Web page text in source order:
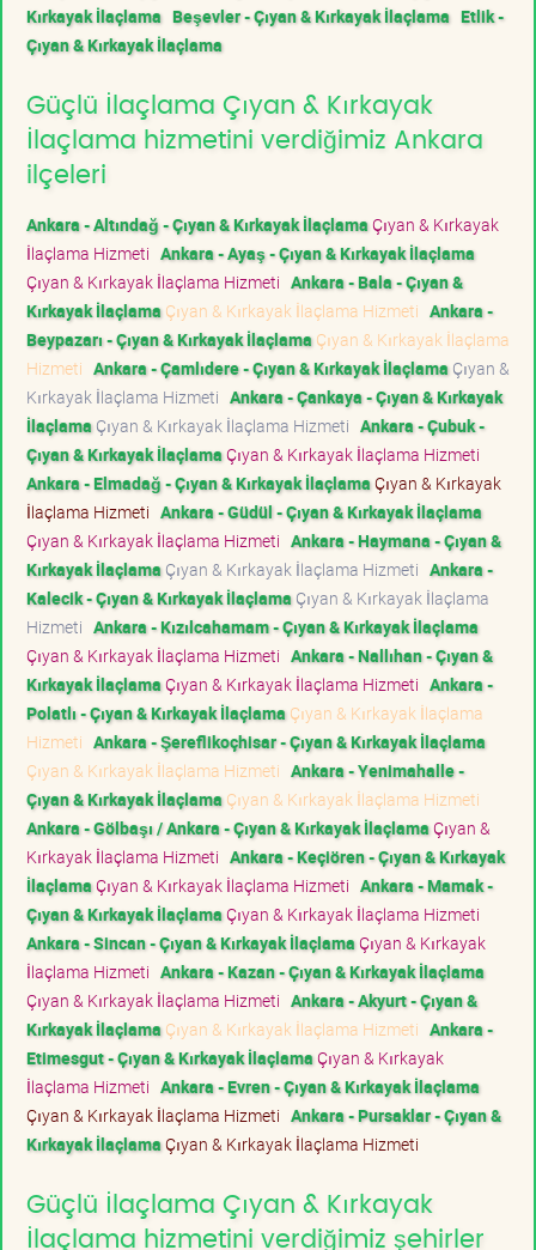
Kırkayak İlaçlama Beşevler - Çıyan & Kırkayak İlaçlama Etlik -
Çıyan & Kırkayak İlaçlama
Güçlü İlaçlama Çıyan & Kırkayak
İlaçlama hizmetini verdiğimiz Ankara
ilçeleri
Ankara - Altındağ - Çıyan & Kırkayak İlaçlamaÇıyan & Kırkayak
İlaçlama Hizmeti Ankara - Ayaş - Çıyan & Kırkayak İlaçlama
Çıyan & Kırkayak İlaçlama Hizmeti Ankara - Bala - Çıyan &
Kırkayak İlaçlama Çıyan & Kırkayak İlaçlama Hizmeti Ankara -
Beypazarı - Çıyan & Kırkayak İlaçlama Çıyan & Kırkayak İlaçlama
Hizmeti Ankara - Çamlıdere - Çıyan & Kırkayak İlaçlama Çıyan &
Kırkayak İlaçlama Hizmeti Ankara - Çankaya - Çıyan & Kırkayak
İlaçlama Çıyan & Kırkayak İlaçlama Hizmeti Ankara - Çubuk -
Çıyan & Kırkayak İlaçlamaÇıyan & Kırkayak İlaçlama Hizmeti
Ankara - Elmadağ - Çıyan & Kırkayak İlaçlamaÇıyan & Kırkayak
İlaçlama Hizmeti Ankara - Güdül - Çıyan & Kırkayak İlaçlama
Çıyan & Kırkayak İlaçlama Hizmeti Ankara - Haymana - Çıyan &
Kırkayak İlaçlama Çıyan & Kırkayak İlaçlama Hizmeti Ankara -
Kalecik - Çıyan & Kırkayak İlaçlama Çıyan & Kırkayak İlaçlama
Hizmeti Ankara - Kızılcahamam - Çıyan & Kırkayak İlaçlama
Çıyan & Kırkayak İlaçlama Hizmeti Ankara - Nallıhan - Çıyan &
Kırkayak İlaçlamaÇıyan & Kırkayak İlaçlama Hizmeti Ankara -
Polatlı - Çıyan & Kırkayak İlaçlama Çıyan & Kırkayak İlaçlama
Hizmeti Ankara - Şereflikoçhisar - Çıyan & Kırkayak İlaçlama
Çıyan & Kırkayak İlaçlama Hizmeti Ankara - Yenimahalle -
Çıyan & Kırkayak İlaçlama Çıyan & Kırkayak İlaçlama Hizmeti
Ankara - Gölbaşı / Ankara - Çıyan & Kırkayak İlaçlamaÇıyan &
Kırkayak İlaçlama Hizmeti Ankara - Keçiören - Çıyan & Kırkayak
İlaçlamaÇıyan & Kırkayak İlaçlama Hizmeti Ankara - Mamak -
Çıyan & Kırkayak İlaçlamaÇıyan & Kırkayak İlaçlama Hizmeti
Ankara - Sincan - Çıyan & Kırkayak İlaçlamaÇıyan & Kırkayak
İlaçlama Hizmeti Ankara - Kazan - Çıyan & Kırkayak İlaçlama
Çıyan & Kırkayak İlaçlama Hizmeti Ankara - Akyurt - Çıyan &
Kırkayak İlaçlama Çıyan & Kırkayak İlaçlama Hizmeti Ankara -
Etimesgut - Çıyan & Kırkayak İlaçlamaÇıyan & Kırkayak
İlaçlama Hizmeti Ankara - Evren - Çıyan & Kırkayak İlaçlama
Çıyan & Kırkayak İlaçlama Hizmeti Ankara - Pursaklar - Çıyan &
Kırkayak İlaçlamaÇıyan & Kırkayak İlaçlama Hizmeti
Güçlü İlaçlama Çıyan & Kırkayak
İlaçlama hizmetini verdiğimiz şehirler